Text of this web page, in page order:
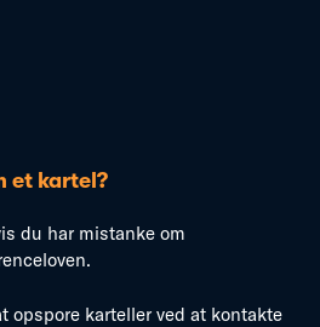
et kartel?
du har mistanke om
opspore karteller ved at kontakte